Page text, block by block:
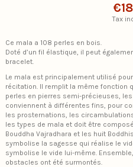
Tax
Ce mala a 108 perles en bois.
Doté d’un fil élastique, il peut
bracelet.
Le mala est principalement utilisé
récitation. Il remplit la même fonction
perles en pierres semi-précieuses,
conviennent à différentes fins, pour
les prosternations, les
les types de mala et doit être
Bouddha Vajradhara et les huit
symbolise la sagesse qui réalise le
symbolise le vide lui-même.
obstacles ont été surmontés.